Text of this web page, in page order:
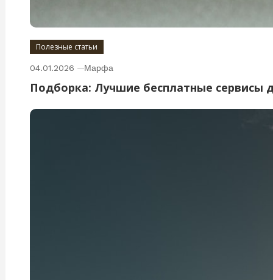
Полезные статьи
04.01.2026 Марфа
Подборка: Лучшие бесплатные сервисы